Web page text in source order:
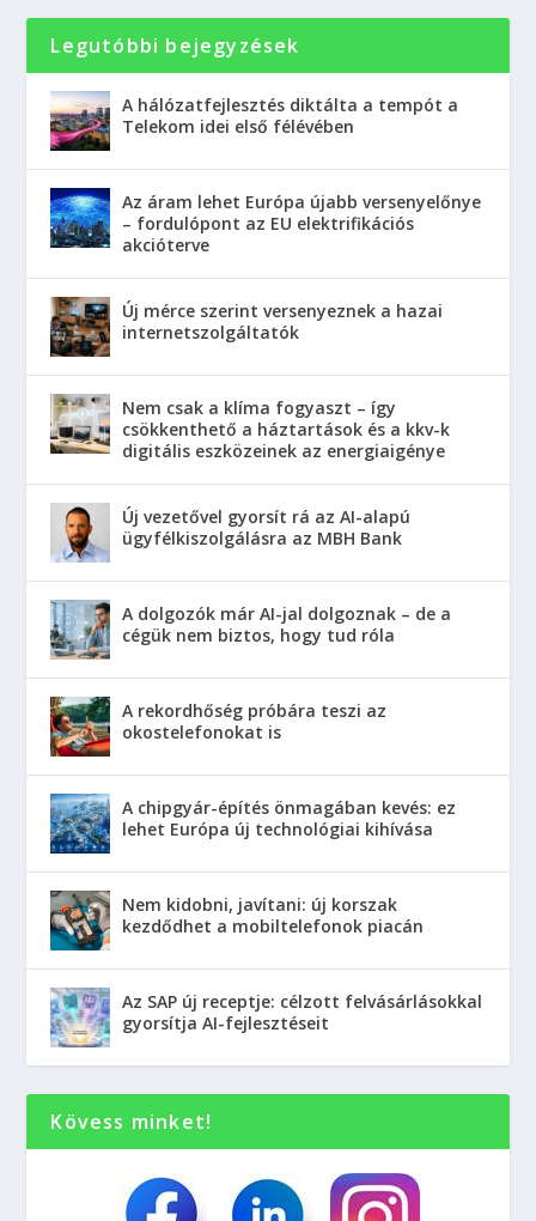
Legutóbbi bejegyzések
A hálózatfejlesztés diktálta a tempót a
Telekom idei első félévében
Az áram lehet Európa újabb versenyelőnye
– fordulópont az EU elektrifikációs
akcióterve
Új mérce szerint versenyeznek a hazai
internetszolgáltatók
Nem csak a klíma fogyaszt – így
csökkenthető a háztartások és a kkv-k
digitális eszközeinek az energiaigénye
Új vezetővel gyorsít rá az AI-alapú
ügyfélkiszolgálásra az MBH Bank
A dolgozók már AI-jal dolgoznak – de a
cégük nem biztos, hogy tud róla
A rekordhőség próbára teszi az
okostelefonokat is
A chipgyár-építés önmagában kevés: ez
lehet Európa új technológiai kihívása
Nem kidobni, javítani: új korszak
kezdődhet a mobiltelefonok piacán
Az SAP új receptje: célzott felvásárlásokkal
gyorsítja AI-fejlesztéseit
Kövess minket!